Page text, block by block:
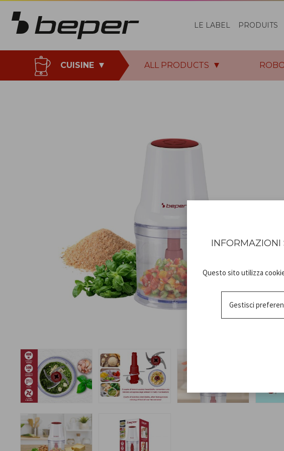
LE LABEL PRODUITS
CUISINE ALL PRODUCTS
INFORMAZIONI
Questo sito utilizza
Gestisci